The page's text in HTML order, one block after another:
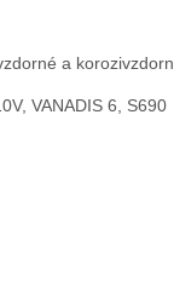
a
VANADIS 6, S690